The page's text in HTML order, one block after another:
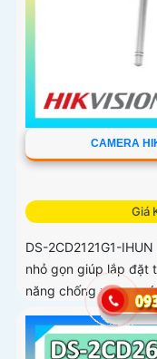
CAMERA
Giá
DS-2CD2121G1-
nhỏ gọn giúp lắp đặt
năng chống ngược
ngược sáng tốt,
xâm nhập vùng cấm,